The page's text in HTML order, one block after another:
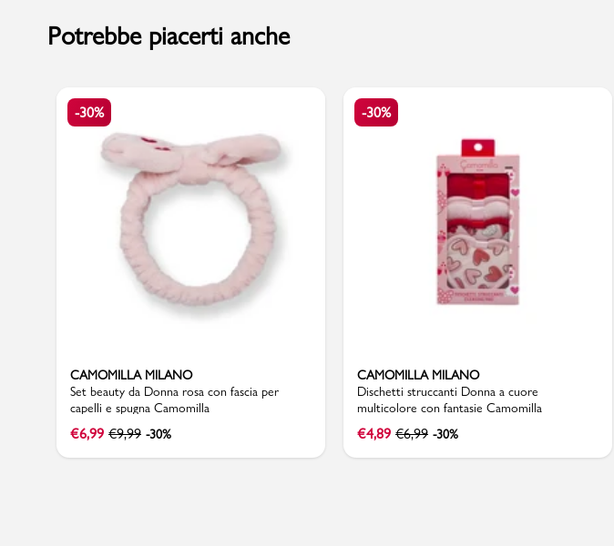
Potrebbe piacerti anche
-30%
CAMOMILLA MILANO
Set beauty da Donna rosa con fascia per
capelli e spugna Camomilla
€6,99 €9,99 -30%
-30%
CAMOMILLA MILANO
Dischetti struccanti Donna a cuore
multicolore con fantasie Camomilla
€4,89 €6,99 -30%